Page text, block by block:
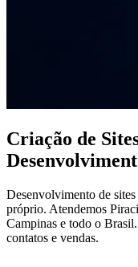
Criação de
Desenvolvimento de
próprio. Atendemos
Campinas e todo o
contatos e vendas.